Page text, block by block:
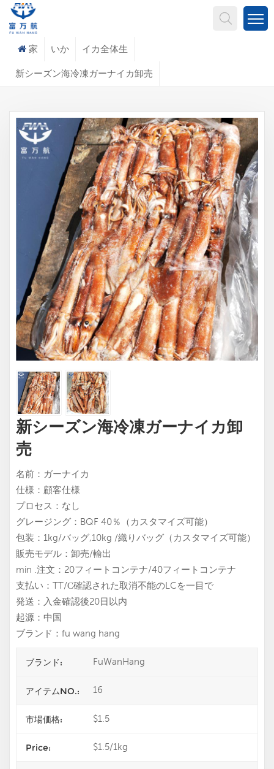
家 いか イカ全体生
新シーズン海冷凍ガーナイカ卸売
新シーズン海冷凍ガーナイカ卸
売
名前：ガーナイカ
仕様：顧客仕様
プロセス：なし
グレージング：BQF 40％（カスタマイズ可能）
包装：1kg/バッグ,10kg /織りバッグ（カスタマイズ可能）
販売モデル：卸売/輸出
min .注文：20フィートコンテナ/40フィートコンテナ
支払い：TT/С確認された取消不能のLCを一目で
発送：入金確認後20日以内
起源：中国
ブランド：fu wang hang
ブランド: FuWanHang
アイテムNO.: 16
市場価格: $1.5
Price: $1.5/1kg